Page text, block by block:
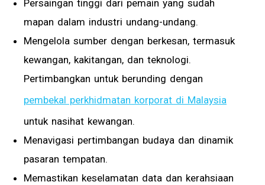
Persaingan tinggi dari pemain yang sudah
mapan dalam industri undang-undang.
Mengelola sumber dengan berkesan, termasuk
kewangan, kakitangan, dan teknologi.
Pertimbangkan untuk berunding dengan
pembekal perkhidmatan korporat di Malaysia
untuk nasihat kewangan.
Menavigasi pertimbangan budaya dan dinamik
pasaran tempatan.
Memastikan keselamatan data dan kerahsiaan